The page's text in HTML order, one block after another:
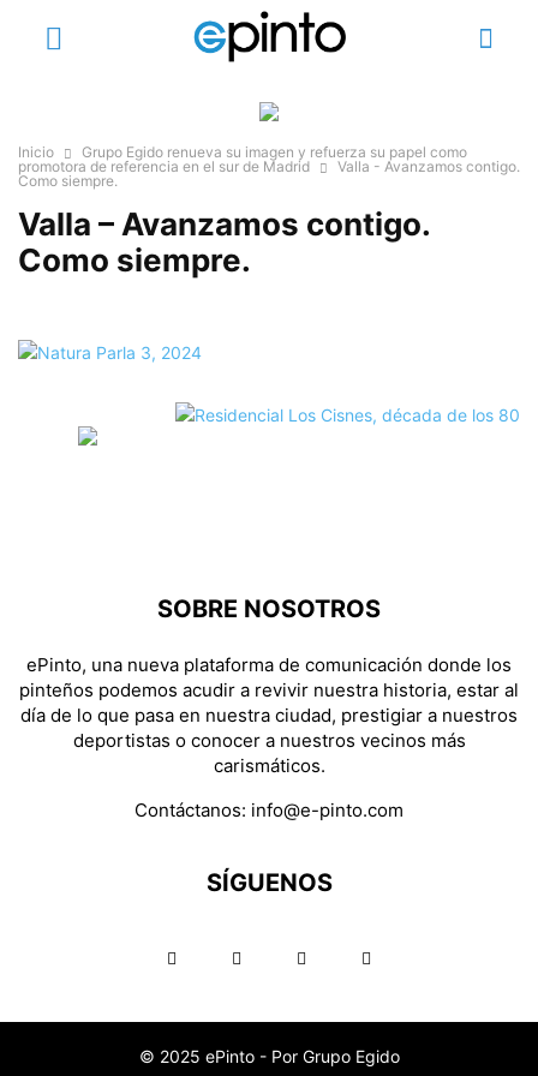
Inicio
Grupo Egido renueva su imagen y refuerza su papel como
promotora de referencia en el sur de Madrid
Valla - Avanzamos contigo.
Como siempre.
Valla – Avanzamos contigo.
Como siempre.
SOBRE NOSOTROS
ePinto, una nueva plataforma de comunicación donde los
pinteños podemos acudir a revivir nuestra historia, estar al
día de lo que pasa en nuestra ciudad, prestigiar a nuestros
deportistas o conocer a nuestros vecinos más
carismáticos.
Contáctanos: info@e-pinto.com
SÍGUENOS
© 2025 ePinto - Por Grupo Egido